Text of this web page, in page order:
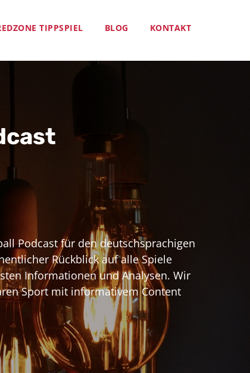
TIPPSPIEL BLOG KONTAKT
Podcast für den deutschsprachigen
Rückblick auf alle Spiele
Informationen und Analysen. Wir
Sport mit informativem Content